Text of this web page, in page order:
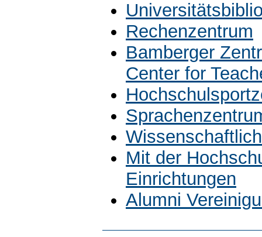
Rechenzentrum
Bamberger
Center for
Mit der
Einrichtungen
Alumni